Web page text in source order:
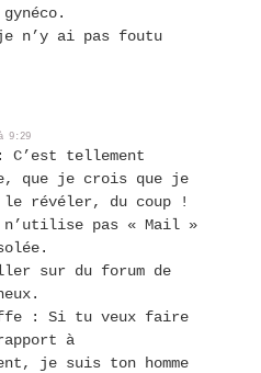
n’y ai pas foutu
9:29
C’est tellement
que je crois que je
le révéler, du coup !
n’utilise pas « Mail »
sur du forum de
: Si tu veux faire
à
je suis ton homme